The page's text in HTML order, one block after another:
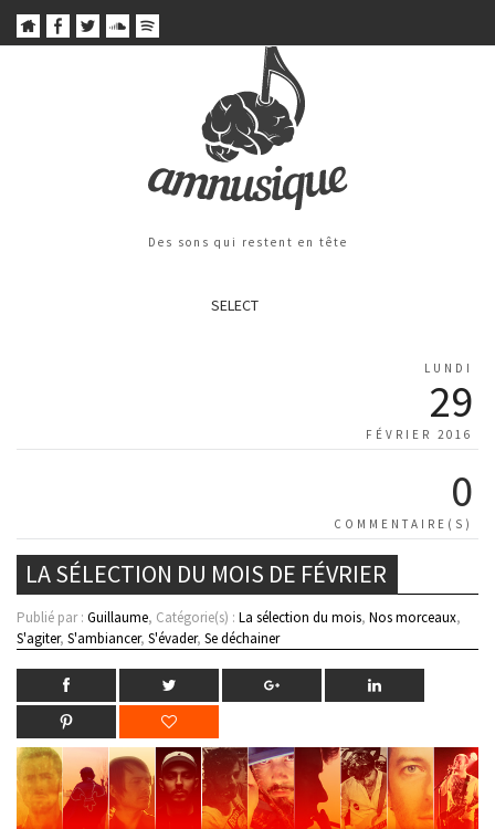
Des sons qui restent en tête
SELECT
LUNDI
29
FÉVRIER 2016
0
COMMENTAIRE(S)
LA SÉLECTION DU MOIS DE FÉVRIER
Publié par : Guillaume, Catégorie(s) : La sélection du mois, Nos morceaux,
S'agiter, S'ambiancer, S'évader, Se déchainer